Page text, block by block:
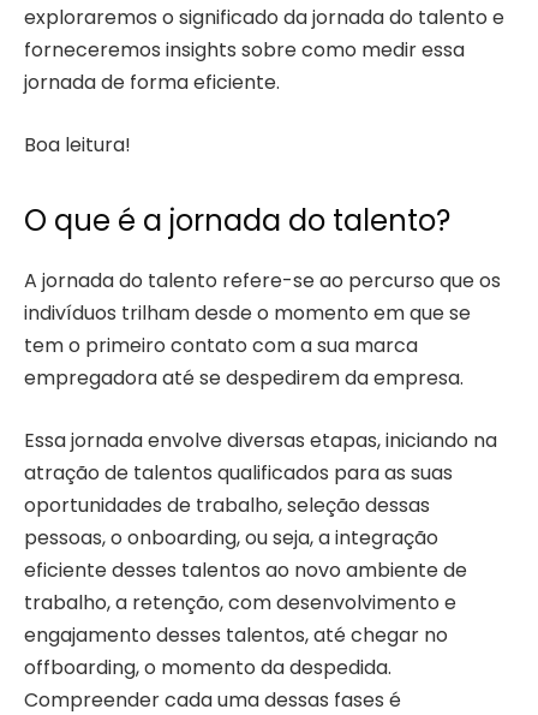
exploraremos o significado da jornada do talento e
forneceremos insights sobre como medir essa
jornada de forma eficiente.
Boa leitura!
O que é a jornada do talento?
A jornada do talento refere-se ao percurso que os
indivíduos trilham desde o momento em que se
tem o primeiro contato com a sua marca
empregadora até se despedirem da empresa.
Essa jornada envolve diversas etapas, iniciando na
atração de talentos qualificados para as suas
oportunidades de trabalho, seleção dessas
pessoas, o onboarding, ou seja, a integração
eficiente desses talentos ao novo ambiente de
trabalho, a retenção, com desenvolvimento e
engajamento desses talentos, até chegar no
offboarding, o momento da despedida.
Compreender cada uma dessas fases é